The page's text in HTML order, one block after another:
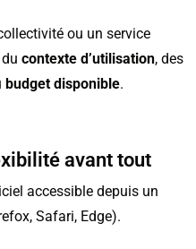
ou un service
contexte d’utilisation, des
budget disponible.
avant tout
accessible depuis un
Safari, Edge).